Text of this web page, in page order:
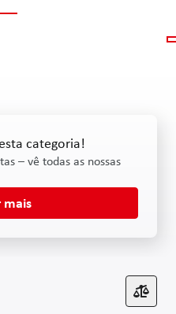
categoria!
– vê todas as nossas
mais